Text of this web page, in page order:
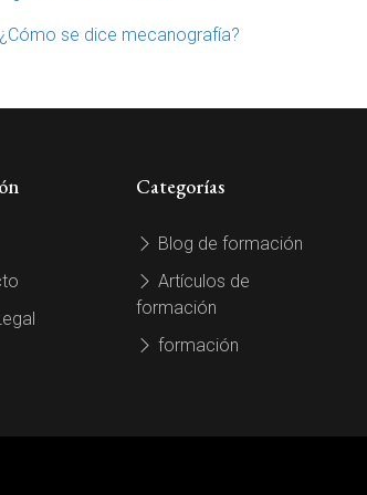
¿Cómo se dice mecanografía?
Categorías
Blog de formación
Artículos de
formación
formación